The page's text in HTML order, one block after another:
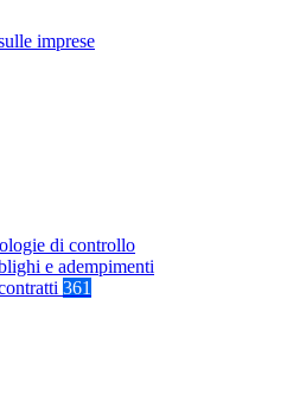
imprese
di controllo
e adempimenti
361